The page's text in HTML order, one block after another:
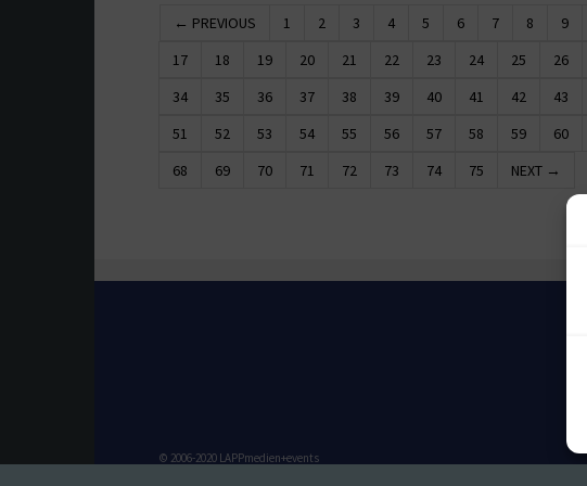
← PREVIOUS 1 2 3 4 5 6 7 8 9
17
18 19 20 21 22 23 24 25 26
34
35 36 37 38 39 40 41 42 43
51
52 53 54 55 56 57 58 59 60
68
69 70 71 72 73 74 75 NEXT →
© 2006-2020 LAPPmedien+events